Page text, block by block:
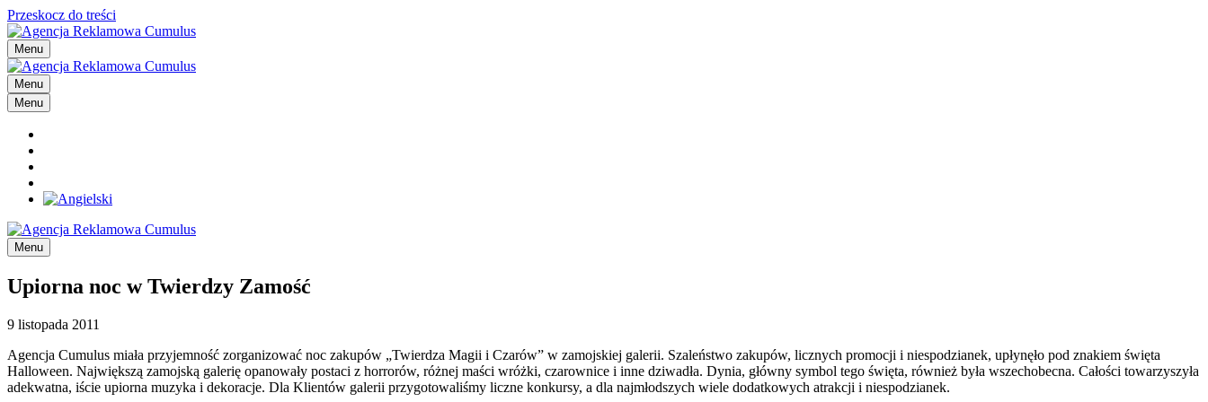
Przeskocz do treści
Menu
Menu
Menu
Menu
Upiorna noc w Twierdzy Zamość
9 listopada 2011
Agencja Cumulus miała przyjemność zorganizować noc zakupów „Twierdza Magii i Czarów” w zamojskiej galerii. Szaleństwo zakupów, licznych promocji i niespodzianek, upłynęło pod znakiem święta
Halloween. Największą zamojską galerię opanowały postaci z horrorów, różnej maści wróżki, czarownice i inne dziwadła. Dynia, główny symbol tego święta, również była wszechobecna. Całości towarzyszyła
adekwatna, iście upiorna muzyka i dekoracje. Dla Klientów galerii przygotowaliśmy liczne konkursy, a dla najmłodszych wiele dodatkowych atrakcji i niespodzianek.